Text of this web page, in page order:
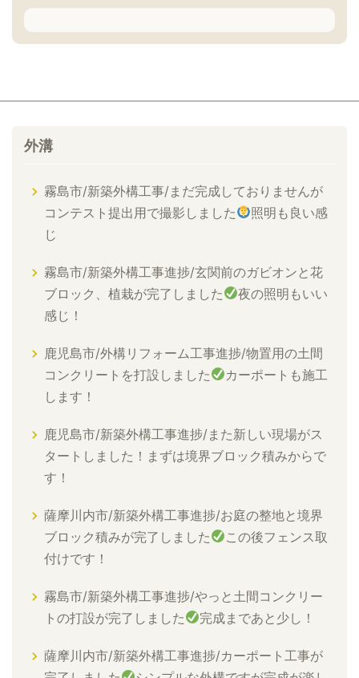
外溝
霧島市/新築外構工事/まだ完成しておりませんが
コンテスト提出用で撮影しました
照明も良い感
じ
霧島市/新築外構工事進捗/玄関前のガビオンと花
ブロック、植栽が完了しました
夜の照明もいい
感じ！
鹿児島市/外構リフォーム工事進捗/物置用の土間
コンクリートを打設しました
カーポートも施工
します！
鹿児島市/新築外構工事進捗/また新しい現場がス
タートしました！まずは境界ブロック積みからで
す！
薩摩川内市/新築外構工事進捗/お庭の整地と境界
ブロック積みが完了しました
この後フェンス取
付けです！
霧島市/新築外構工事進捗/やっと土間コンクリー
トの打設が完了しました
完成まであと少し！
薩摩川内市/新築外構工事進捗/カーポート工事が